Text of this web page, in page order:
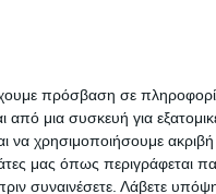
πρόσβαση σε
μια συσκευή για
να χρησιμοποιήσουμε
μας όπως περιγράφεται
συναινέσετε. Λάβετε